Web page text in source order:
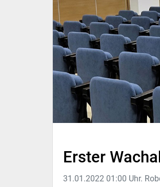
Erster
31.01.2022 01:00 Uhr.